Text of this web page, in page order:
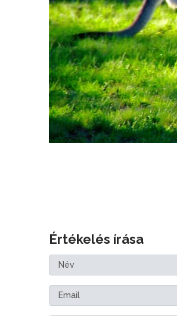
Értékelés írása